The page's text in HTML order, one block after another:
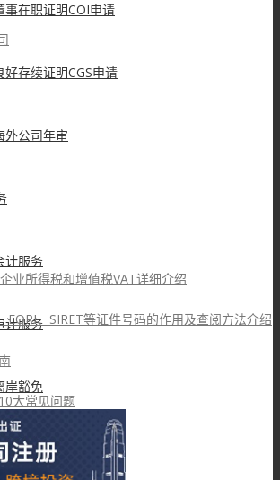
事在职证明COI申请
好存续证明CGS申请
外公司年审
计服务
计服务
岸豁免
请香港税务居民身份
业所得税和增值税VAT详细介绍
EORI、SIRET等证件号码的作用及查阅方法介绍
大常见问题